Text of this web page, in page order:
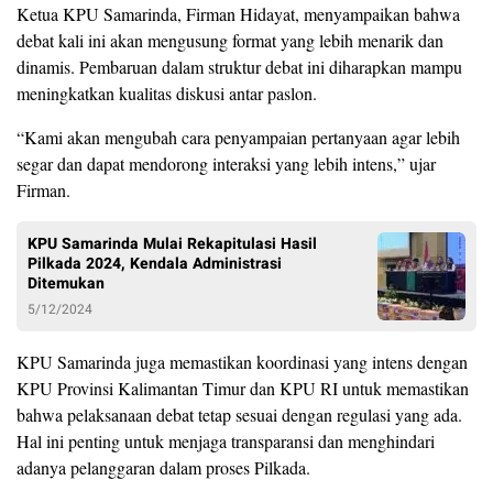
Ketua KPU Samarinda, Firman Hidayat, menyampaikan bahwa
debat kali ini akan mengusung format yang lebih menarik dan
dinamis. Pembaruan dalam struktur debat ini diharapkan mampu
meningkatkan kualitas diskusi antar paslon.
“Kami akan mengubah cara penyampaian pertanyaan agar lebih
segar dan dapat mendorong interaksi yang lebih intens,” ujar
Firman.
KPU Samarinda Mulai Rekapitulasi Hasil
Pilkada 2024, Kendala Administrasi
Ditemukan
5/12/2024
KPU Samarinda juga memastikan koordinasi yang intens dengan
KPU Provinsi Kalimantan Timur dan KPU RI untuk memastikan
bahwa pelaksanaan debat tetap sesuai dengan regulasi yang ada.
Hal ini penting untuk menjaga transparansi dan menghindari
adanya pelanggaran dalam proses Pilkada.